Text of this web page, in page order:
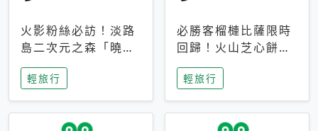
火影粉絲必訪！淡路
島二次元之森「曉」
解謎任務9月起全面
支援中文
輕旅行
必勝客榴槤比薩限時
回歸！火山芝心餅
皮、榴槤冰淇淋到樂
事聯名一次開吃
輕旅行